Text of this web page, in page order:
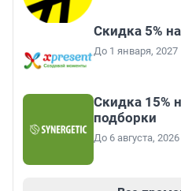
Скидка 5%
До 1 января, 2027
Скидка 15%
подборки
До 6 августа, 2026